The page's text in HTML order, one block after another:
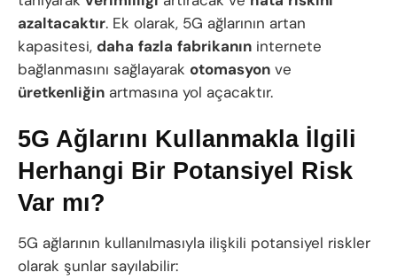
azaltacaktır. Ek olarak, 5G ağlarının artan
kapasitesi, daha fazla fabrikanın internete
bağlanmasını sağlayarak otomasyon ve
üretkenliğin artmasına yol açacaktır.
5G Ağlarını Kullanmakla İlgili
Herhangi Bir Potansiyel Risk
Var mı?
5G ağlarının kullanılmasıyla ilişkili potansiyel riskler
olarak şunlar sayılabilir: